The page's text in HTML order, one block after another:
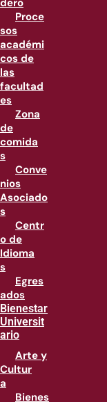
dero
Proce
sos
académi
cos de
las
facultad
es
Zona
de
comida
s
Conve
nios
Asociado
s
Centr
o de
Idioma
s
Egres
ados
Bienestar
Universit
ario
Arte y
Cultur
a
Bienes